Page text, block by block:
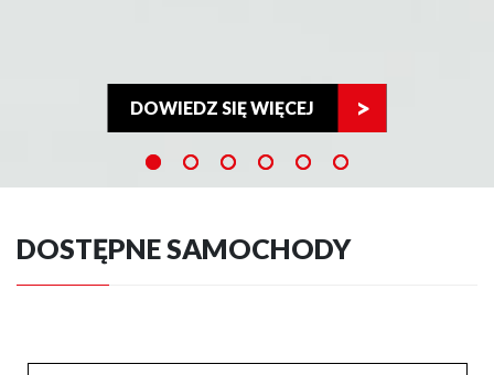
DOWIEDZ SIĘ WIĘCEJ
DOSTĘPNE SAMOCHODY